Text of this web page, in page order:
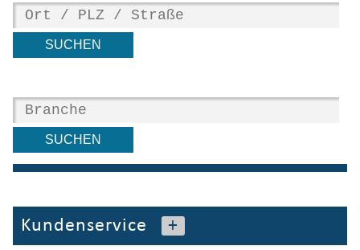
Kundenservice +